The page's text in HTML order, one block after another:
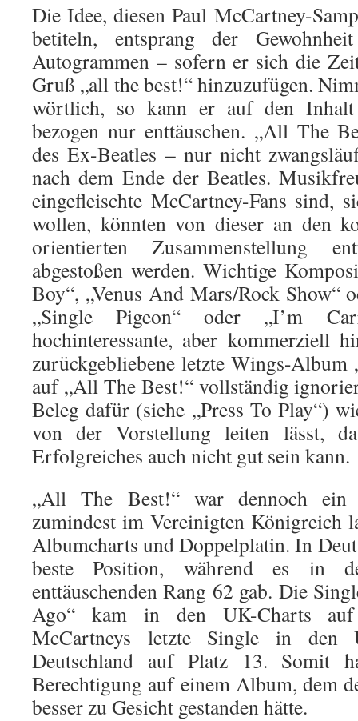
Die Idee, diesen Paul McCartney-
betiteln, entsprang der
Autogrammen – sofern er sich die
Gruß „all the best!“ hinzuzufügen.
wörtlich, so kann er auf den Inhalt
bezogen nur enttäuschen. „All The
des Ex-Beatles – nur nicht
nach dem Ende der Beatles.
eingefleischte McCartney-Fans sind,
wollen, könnten von dieser an den
orientierten Zusammenstellung
abgestoßen werden. Wichtige
Boy“, „Venus And Mars/Rock Show“
„Single Pigeon“ oder „I’m
hochinteressante, aber kommerziell
zurückgebliebene letzte Wings-Album
auf „All The Best!“ vollständig
Beleg dafür (siehe „Press To Play“)
von der Vorstellung leiten lässt,
Erfolgreiches auch nicht gut sein kann.
„All The Best!“ war dennoch ein
zumindest im Vereinigten Königreich
Albumcharts und Doppelplatin. In
beste Position, während es in
enttäuschenden Rang 62 gab. Die
Ago“ kam in den UK-Charts
McCartneys letzte Single in
Deutschland auf Platz 13. Somit
Berechtigung auf einem Album, dem
besser zu Gesicht gestanden hätte.